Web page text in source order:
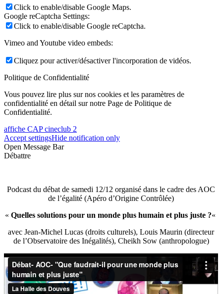
Click to enable/disable Google Maps.
Google reCaptcha Settings:
Click to enable/disable Google reCaptcha.
Vimeo and Youtube video embeds:
Cliquez pour activer/désactiver l'incorporation de vidéos.
Politique de Confidentialité
Vous pouvez lire plus sur nos cookies et les paramètres de
confidentialité en détail sur notre Page de Politique de
Confidentialité.
affiche CAP cineclub 2
Accept settingsHide notification only
Open Message Bar
Débattre
Podcast du débat de samedi 12/12 organisé dans le cadre des AOC
de l’égalité (Apéro d’Origine Contrôlée)
« Quelles solutions pour un monde plus humain et plus juste ?«
avec Jean-Michel Lucas (droits culturels), Louis Maurin (directeur
de l’Observatoire des Inégalités), Cheikh Sow (anthropologue)